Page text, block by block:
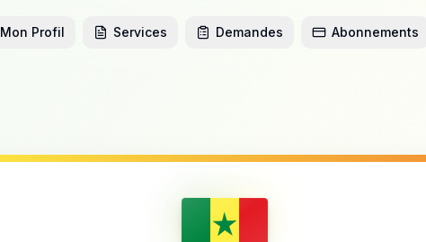
Mon Profil Services Demandes Abonnements